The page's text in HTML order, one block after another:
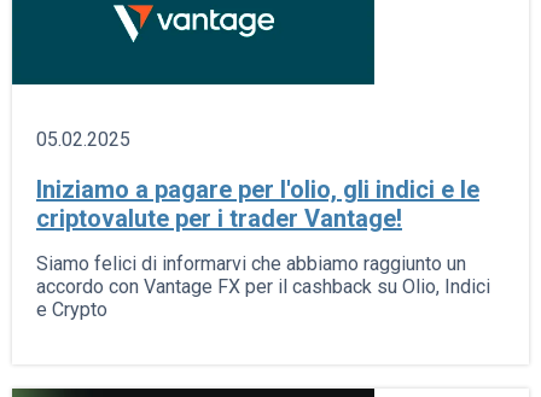
05.02.2025
Iniziamo a pagare per l'olio, gli indici e le
criptovalute per i trader Vantage!
Siamo felici di informarvi che abbiamo raggiunto un
accordo con Vantage FX per il cashback su Olio, Indici
e Crypto